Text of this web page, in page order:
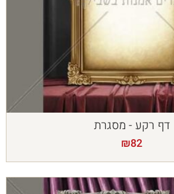
דף רקע - מסגרת
₪82